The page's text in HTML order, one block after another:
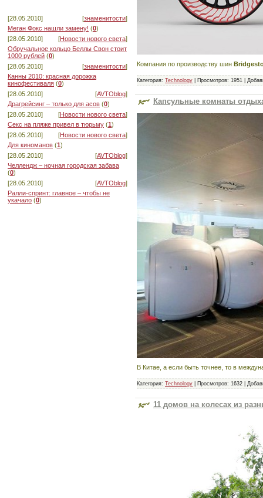
[28.05.2010] [знаменитости]
Меган Фокс нашли замену! (0)
[28.05.2010]
[Новости нового света]
Обручальное кольцо Беллы Свон стоит
1000 рублей (0)
[28.05.2010]
[знаменитости]
Канны 2010: красная дорожка
кинофестиваля (0)
[28.05.2010]
[AVTOblog]
Драгрейсинг – только для асов (0)
[28.05.2010]
[Новости нового света]
Секс на пляже привел в тюрьму (1)
[28.05.2010]
[Новости нового света]
Для киноманов (1)
[28.05.2010]
[AVTOblog]
Челлендж – ночная городская забава
(0)
[28.05.2010]
[AVTOblog]
Ралли-спринт: главное – чтобы не
укачало (0)
Компания по производству шин
Категория: Technology Просмотров: 1951
Капсульные комнаты
В Китае, а если быть точнее, то в
Категория: Technology Просмотров: 1632
11 домов на колесах из